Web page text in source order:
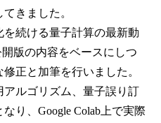
きました。
続ける量子計算の最新動
版の内容をベースにしつ
正と加筆を行いました。
ルゴリズム、量子誤り訂
り、Google Colab上で実際